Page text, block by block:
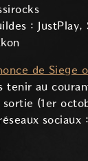
: JustPlay,
de Siege
tenir au
sortie (1er